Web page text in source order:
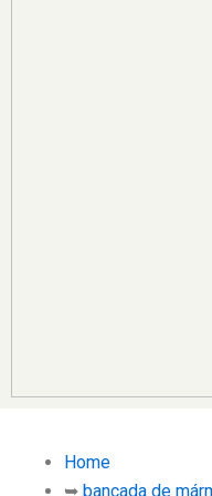
Home
➥ bancada de